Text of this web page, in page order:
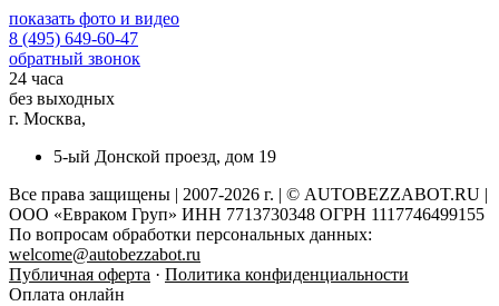
показать фото и видео
8 (495) 649-60-47
обратный звонок
24 часа
без выходных
г. Москва,
5-ый Донской проезд, дом 19
Все права защищены | 2007-2026 г. | © AUTOBEZZABOT.RU |
ООО «Евраком Груп» ИНН 7713730348 ОГРН 1117746499155
По вопросам обработки персональных данных:
welcome@autobezzabot.ru
Публичная оферта · Политика конфиденциальности
Оплата онлайн